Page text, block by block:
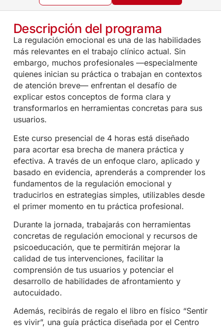
Descripción del programa
La regulación emocional es una de las habilidades
más relevantes en el trabajo clínico actual. Sin
embargo, muchos profesionales —especialmente
quienes inician su práctica o trabajan en contextos
de atención breve— enfrentan el desafío de
explicar estos conceptos de forma clara y
transformarlos en herramientas concretas para sus
usuarios.
Este curso presencial de 4 horas está diseñado
para acortar esa brecha de manera práctica y
efectiva. A través de un enfoque claro, aplicado y
basado en evidencia, aprenderás a comprender los
fundamentos de la regulación emocional y
traducirlos en estrategias simples, utilizables desde
el primer momento en tu práctica profesional.
Durante la jornada, trabajarás con herramientas
concretas de regulación emocional y recursos de
psicoeducación, que te permitirán mejorar la
calidad de tus intervenciones, facilitar la
comprensión de tus usuarios y potenciar el
desarrollo de habilidades de afrontamiento y
autocuidado.
Además, recibirás de regalo el libro en físico “Sentir
es vivir”, una guía práctica diseñada por el Centro